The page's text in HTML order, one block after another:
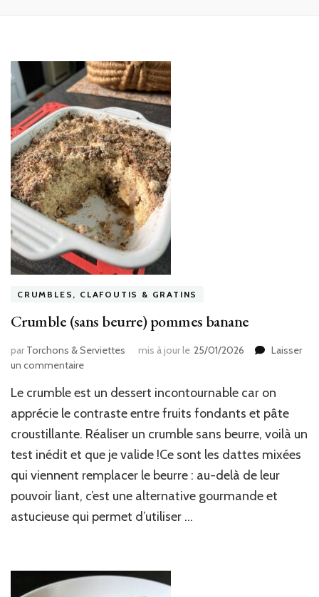
CRUMBLES, CLAFOUTIS & GRATINS
Crumble (sans beurre) pommes banane
par Torchons & Serviettes mis à jour le 25/01/2026
Laisser
un commentairesur
(sans
beurre)
banane
Le crumble est un dessert incontournable car on
apprécie le contraste entre fruits fondants et pâte
croustillante. Réaliser un crumble sans beurre, voilà un
test inédit et que je valide !Ce sont les dattes mixées
qui viennent remplacer le beurre : au-delà de leur
pouvoir liant, c’est une alternative gourmande et
astucieuse qui permet d’utiliser …